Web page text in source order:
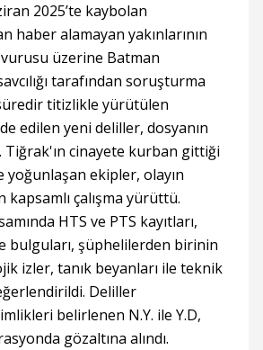
2025’te kaybolan
haber alamayan yakınlarının
üzerine Batman
tarafından soruşturma
titizlikle yürütülen
edilen yeni deliller, dosyanın
cinayete kurban gittiği
ekipler, olayın
kapsamlı çalışma yürüttü.
HTS ve PTS kayıtları,
bulguları, şüphelilerden birinin
izler, tanık beyanları ile teknik
Deliller
belirlenen N.Y. ile Y.D,
gözaltına alındı.